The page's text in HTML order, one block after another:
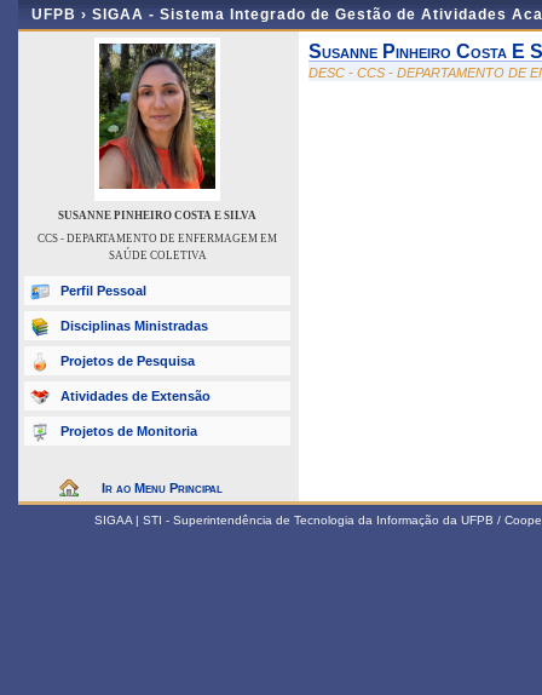
UFPB › SIGAA - Sistema Integrado de Gestão de Atividades
SUSANNE PINHEIRO COSTA E SILVA
CCS - DEPARTAMENTO DE ENFERMAGEM EM
SAÚDE COLETIVA
Perfil Pessoal
Disciplinas Ministradas
Projetos de Pesquisa
Atividades de Extensão
Projetos de Monitoria
Ir ao Menu Principal
Susanne Pinheiro Costa E
DESC - CCS - DEPARTAMENTO DE
SIGAA | STI - Superintendência de Tecnologia da Informação da UFPB /